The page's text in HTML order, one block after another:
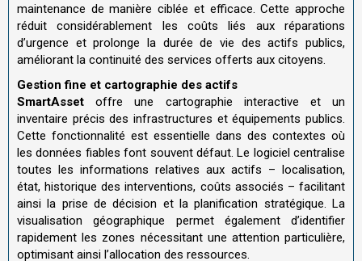
maintenance de manière ciblée et efficace. Cette approche
réduit considérablement les coûts liés aux réparations
d’urgence et prolonge la durée de vie des actifs publics,
améliorant la continuité des services offerts aux citoyens.
Gestion fine et cartographie des actifs
SmartAssetoffre une cartographie interactive et un
inventaire précis des infrastructures et équipements publics.
Cette fonctionnalité est essentielle dans des contextes où
les données fiables font souvent défaut. Le logiciel centralise
toutes les informations relatives aux actifs – localisation,
état, historique des interventions, coûts associés – facilitant
ainsi la prise de décision et la planification stratégique. La
visualisation géographique permet également d’identifier
rapidement les zones nécessitant une attention particulière,
optimisant ainsi l’allocation des ressources.